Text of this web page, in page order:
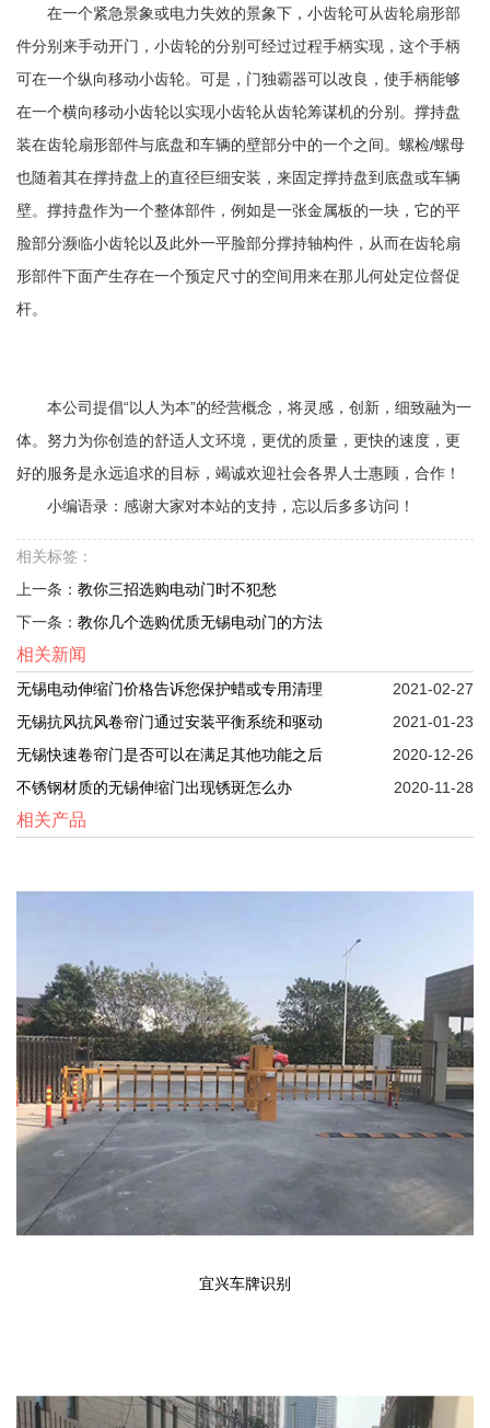
在一个紧急景象或电力失效的景象下，小齿轮可从齿轮扇形部
件分别来手动开门，小齿轮的分别可经过过程手柄实现，这个手柄
可在一个纵向移动小齿轮。可是，门独霸器可以改良，使手柄能够
在一个横向移动小齿轮以实现小齿轮从齿轮筹谋机的分别。撑持盘
装在齿轮扇形部件与底盘和车辆的壁部分中的一个之间。螺检/螺母
也随着其在撑持盘上的直径巨细安装，来固定撑持盘到底盘或车辆
壁。撑持盘作为一个整体部件，例如是一张金属板的一块，它的平
脸部分濒临小齿轮以及此外一平脸部分撑持轴构件，从而在齿轮扇
形部件下面产生存在一个预定尺寸的空间用来在那儿何处定位督促
杆。
本公司提倡“以人为本”的经营概念，将灵感，创新，细致融为一
体。努力为你创造的舒适人文环境，更优的质量，更快的速度，更
好的服务是永远追求的目标，竭诚欢迎社会各界人士惠顾，合作！
小编语录：感谢大家对本站的支持，忘以后多多访问！
相关标签：
上一条： 教你三招选购电动门时不犯愁
下一条： 教你几个选购优质无锡电动门的方法
相关新闻
无锡电动伸缩门价格告诉您保护蜡或专用清理
2021-02-27
无锡抗风抗风卷帘门通过安装平衡系统和驱动
2021-01-23
无锡快速卷帘门是否可以在满足其他功能之后
2020-12-26
不锈钢材质的无锡伸缩门出现锈斑怎么办
2020-11-28
相关产品
宜兴车牌识别